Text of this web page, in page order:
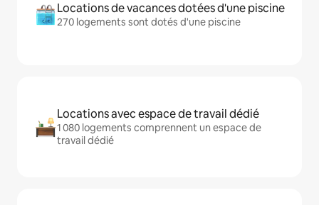
Locations de vacances dotées d'une piscine
270 logements sont dotés d'une piscine
Locations avec espace de travail dédié
1 080 logements comprennent un espace de
travail dédié